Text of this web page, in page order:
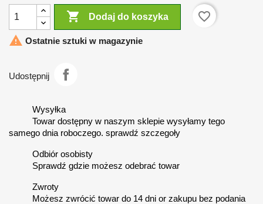
 Dodaj do koszyka
favorite_border
 Ostatnie sztuki w magazynie
Udostępnij
Wysyłka
Towar dostępny w naszym sklepie wysyłamy tego
samego dnia roboczego. sprawdź szczegoły
Odbiór osobisty
Sprawdź gdzie możesz odebrać towar
Zwroty
Możesz zwrócić towar do 14 dni or zakupu bez podania